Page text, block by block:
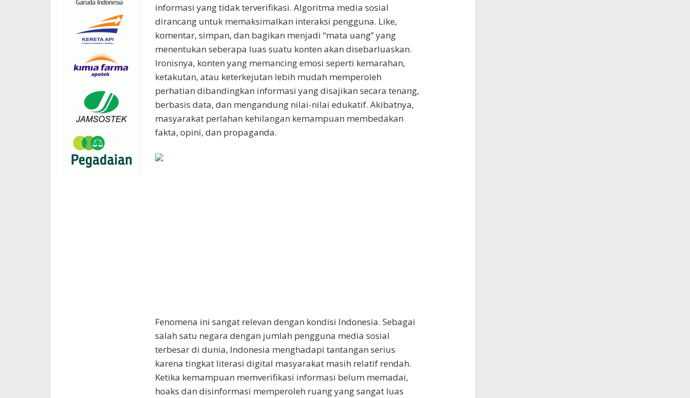
informasi yang tidak terverifikasi. Algoritma media sosial
dirancang untuk memaksimalkan interaksi pengguna. Like,
komentar, simpan, dan bagikan menjadi “mata uang” yang
menentukan seberapa luas suatu konten akan disebarluaskan.
Ironisnya, konten yang memancing emosi seperti kemarahan,
ketakutan, atau keterkejutan lebih mudah memperoleh
perhatian dibandingkan informasi yang disajikan secara tenang,
berbasis data, dan mengandung nilai-nilai edukatif. Akibatnya,
masyarakat perlahan kehilangan kemampuan membedakan
fakta, opini, dan propaganda.
Fenomena ini sangat relevan dengan kondisi Indonesia. Sebagai
salah satu negara dengan jumlah pengguna media sosial
terbesar di dunia, Indonesia menghadapi tantangan serius
karena tingkat literasi digital masyarakat masih relatif rendah.
Ketika kemampuan memverifikasi informasi belum memadai,
hoaks dan disinformasi memperoleh ruang yang sangat luas